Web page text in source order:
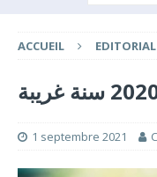
ACCUEIL EDITORIAL
1 septembre 2021